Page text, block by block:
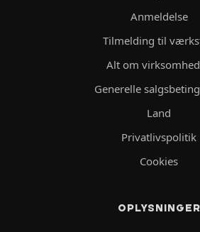
Anmeldelse
Tilmelding til
Alt om
Generelle
Land
Privatlivspolitik
Cookies
OPLYSNINGER